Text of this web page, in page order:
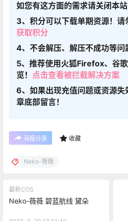
如您有这方面的需求请关闭本站
3、积分可以下载单期资源！请
获取积分
4、不会解压、解压不成功等问
5、推荐使用火狐Firefox、谷
览！ 点击查看被拦截解决方案
6、如果出现充值问题或资源
章底部留言！
海报分享 收藏
Neko-薇薇
最新COS
Neko-薇薇 碧蓝航线 黛朵